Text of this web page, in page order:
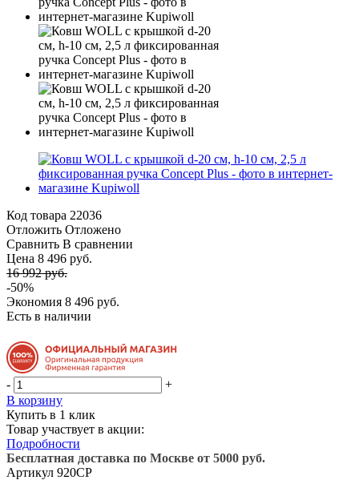
Код товара 22036
Отложить Отложено
Сравнить В сравнении
Цена 8 496 руб.
16 992 руб.
-50%
Экономия 8 496 руб.
Есть в наличии
-
+
В корзину
Купить в 1 клик
Товар участвует в акции:
Подробности
Бесплатная доставка по Москве от 5000 руб.
Артикул 920CP